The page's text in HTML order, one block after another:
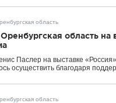
область
область на
Паслер на выставке
осуществить благодаря
область